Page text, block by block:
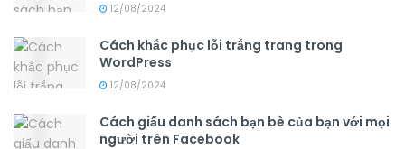
12/08/2024
Cách khắc phục lỗi trắng trang trong
WordPress
12/08/2024
Cách giấu danh sách bạn bè của bạn với mọi
người trên Facebook